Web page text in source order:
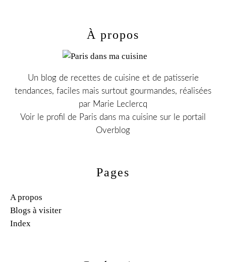
Pages
A propos
Blogs à visiter
Index
À propos
Un blog de recettes de cuisine et de patisserie
tendances, faciles mais surtout gourmandes, réalisées
par Marie Leclercq
Voir le profil de Paris dans ma cuisine sur le portail
Overblog